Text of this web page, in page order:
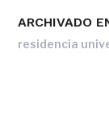
ARCHIVADO
residencia